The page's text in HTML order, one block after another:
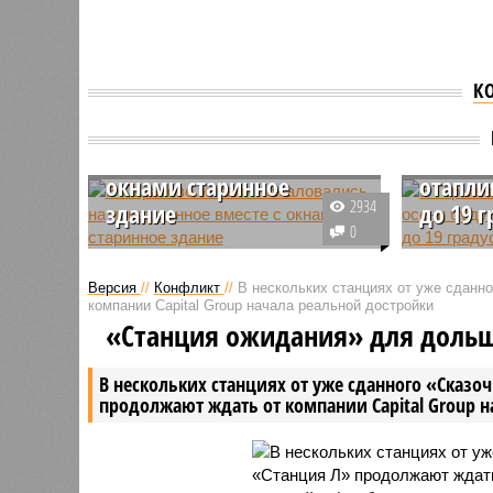
В Саратове жители
пожаловались на
окнами старинное
здание
В Саратове провели
«Европа», которая находится на
улице Горького. Местные жители
обратили внимание, что
покрашены не только стены, но и
окна здания.
2934
0
В
осени
до 19
Министр
до 19
Версия // Конфликт // В нескольких станциях от уже
компании Capital Group начала реальной достройки
В нескольких станциях от уже сданного
продолжают ждать от компании Capital Group
«Станция ожидания» для